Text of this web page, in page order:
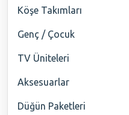
Köşe Takımları
Genç / Çocuk
TV Üniteleri
Aksesuarlar
Düğün Paketleri